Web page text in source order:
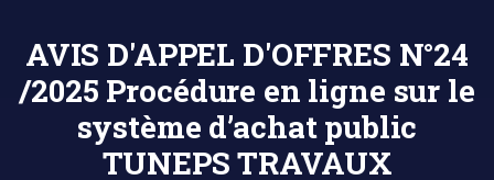
AVIS D'APPEL D'OFFRES N°24
/2025 Procédure en ligne sur le
système d’achat public
TUNEPS TRAVAUX